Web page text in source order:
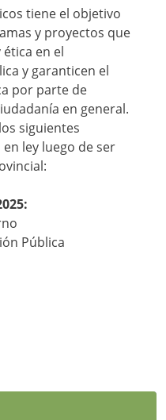
tiene el objetivo
y proyectos que
en el
y garanticen el
por parte de
en general.
siguientes
ley luego de ser
Pública